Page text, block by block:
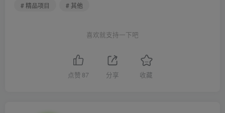
# 精品项目
# 其他
喜欢就支持一下吧
点赞 87 分享 收藏